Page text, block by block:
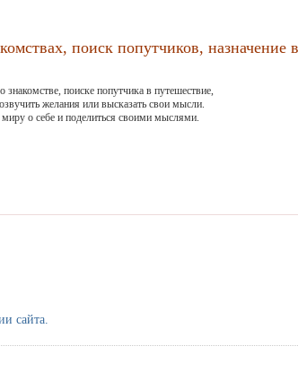
поиск попутчиков, назначение
знакомстве, поиске попутчика в путешествие,
желания или высказать свои мысли.
о себе и поделиться своими мыслями.
сайта.